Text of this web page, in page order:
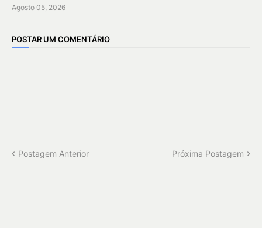
Agosto 05, 2026
POSTAR UM COMENTÁRIO
Postagem Anterior Próxima Postagem